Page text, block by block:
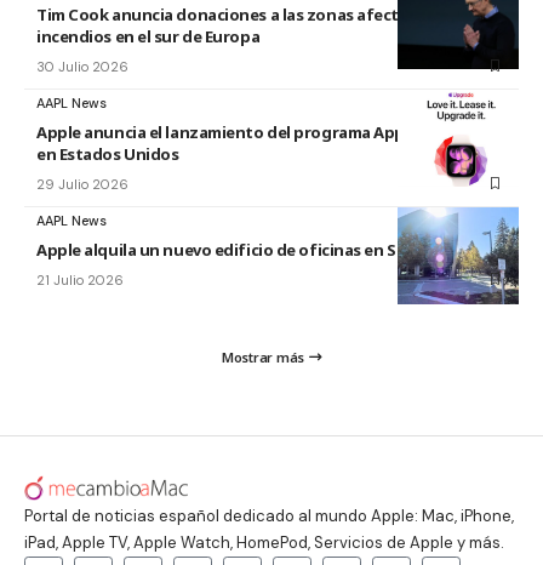
Tim Cook anuncia donaciones a las zonas afectadas por los
incendios en el sur de Europa
30 Julio 2026
AAPL News
Apple anuncia el lanzamiento del programa Apple Upgrade
en Estados Unidos
29 Julio 2026
AAPL News
Apple alquila un nuevo edificio de oficinas en Sunnyvale
21 Julio 2026
Mostrar más
Portal de noticias español dedicado al mundo Apple: Mac, iPhone,
iPad, Apple TV, Apple Watch, HomePod, Servicios de Apple y más.